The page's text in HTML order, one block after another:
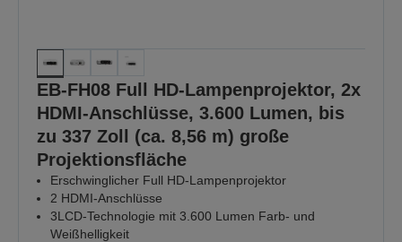
EB-FH08 Full HD-Lampenprojektor, 2x
HDMI-Anschlüsse, 3.600 Lumen, bis
zu 337 Zoll (ca. 8,56 m) große
Projektionsfläche
Erschwinglicher Full HD-Lampenprojektor
2 HDMI-Anschlüsse
3LCD-Technologie mit 3.600 Lumen Farb- und
Weißhelligkeit